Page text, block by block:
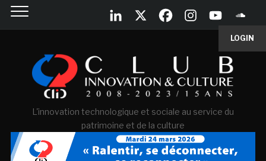
LOGIN
L'innovation technologique et sociale au service du
patrimoine et de la culture